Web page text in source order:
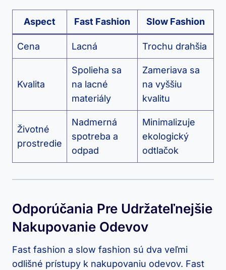
Aspect Fast Fashion Slow Fashion
Cena Lacná Trochu drahšia
Kvalita
Spolieha sa
na lacné
materiály
Zameriava sa
na vyššiu
kvalitu
Životné
prostredie
Nadmerná
spotreba a
odpad
Minimalizuje
ekologický
odtlačok
Odporúčania Pre Udržateľnejšie
Nakupovanie Odevov
Fast fashion a slow fashion sú dva veľmi
odlišné prístupy k nakupovaniu odevov. Fast